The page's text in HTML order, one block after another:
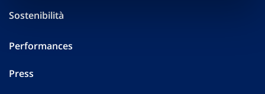
Sostenibilità
Performances
Press